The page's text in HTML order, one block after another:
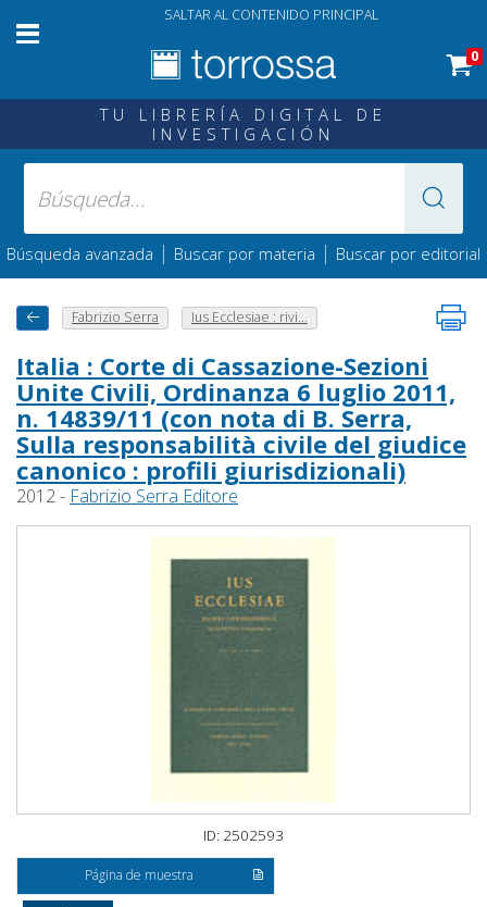
SALTAR AL CONTENIDO PRINCIPAL
0
TU LIBRERÍA DIGITAL DE
INVESTIGACIÓN
Búsqueda avanzada | Buscar por materia | Buscar por editorial
Fabrizio Serra Ius Ecclesiae : rivi...
Italia : Corte di Cassazione-Sezioni
Unite Civili, Ordinanza 6 luglio 2011,
n. 14839/11 (con nota di B. Serra,
Sulla responsabilità civile del giudice
canonico : profili giurisdizionali)
2012 - Fabrizio Serra Editore
ID: 2502593
Página de muestra